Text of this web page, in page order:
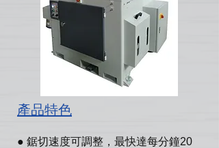
產品特色
● 鋸切速度可調整，最快達每分鐘20